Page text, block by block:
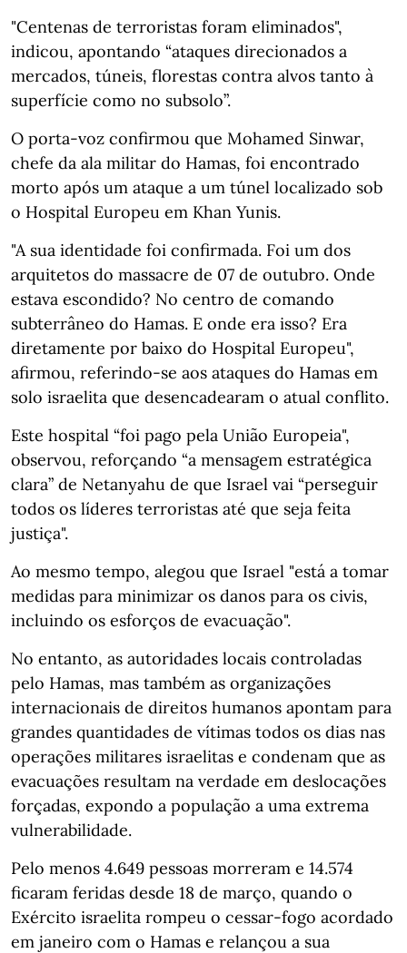
"Centenas de terroristas foram eliminados",
indicou, apontando “ataques direcionados a
mercados, túneis, florestas contra alvos tanto à
superfície como no subsolo”.
O porta-voz confirmou que Mohamed Sinwar,
chefe da ala militar do Hamas, foi encontrado
morto após um ataque a um túnel localizado sob
o Hospital Europeu em Khan Yunis.
"A sua identidade foi confirmada. Foi um dos
arquitetos do massacre de 07 de outubro. Onde
estava escondido? No centro de comando
subterrâneo do Hamas. E onde era isso? Era
diretamente por baixo do Hospital Europeu",
afirmou, referindo-se aos ataques do Hamas em
solo israelita que desencadearam o atual conflito.
Este hospital “foi pago pela União Europeia",
observou, reforçando “a mensagem estratégica
clara” de Netanyahu de que Israel vai “perseguir
todos os líderes terroristas até que seja feita
justiça".
Ao mesmo tempo, alegou que Israel "está a tomar
medidas para minimizar os danos para os civis,
incluindo os esforços de evacuação".
No entanto, as autoridades locais controladas
pelo Hamas, mas também as organizações
internacionais de direitos humanos apontam para
grandes quantidades de vítimas todos os dias nas
operações militares israelitas e condenam que as
evacuações resultam na verdade em deslocações
forçadas, expondo a população a uma extrema
vulnerabilidade.
Pelo menos 4.649 pessoas morreram e 14.574
ficaram feridas desde 18 de março, quando o
Exército israelita rompeu o cessar-fogo acordado
em janeiro com o Hamas e relançou a sua